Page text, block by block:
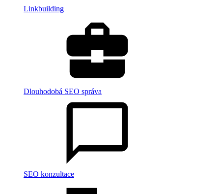
Linkbuilding
Dlouhodobá SEO správa
SEO konzultace